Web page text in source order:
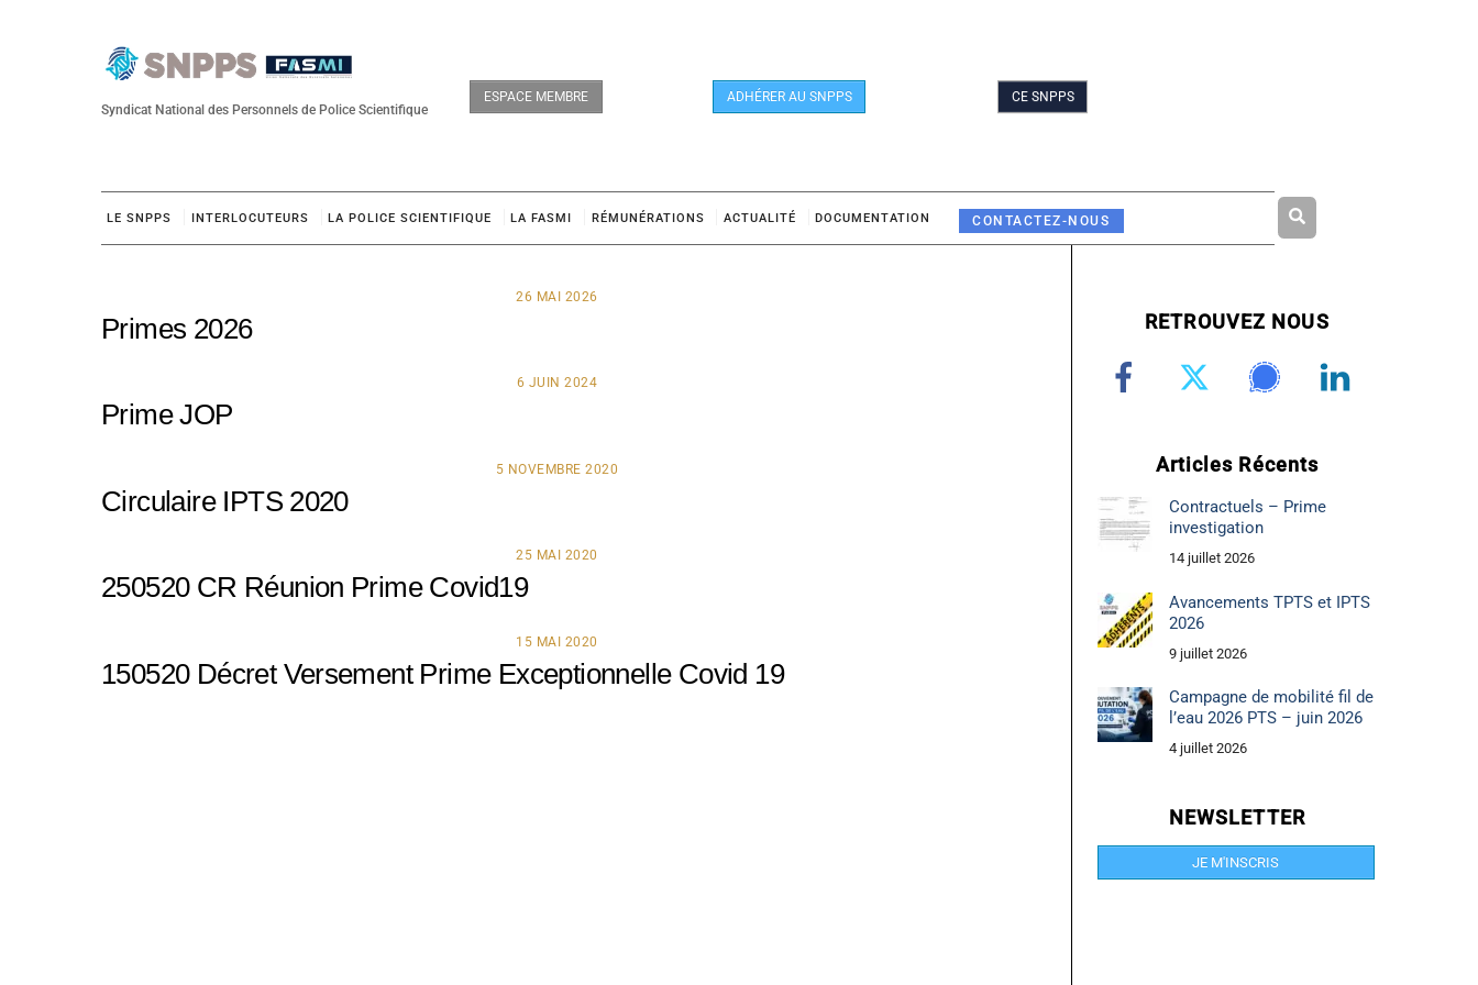
Syndicat National des Personnels de Police Scientifique
LE SNPPS INTERLOCUTEURS LA POLICE SCIENTIFIQUE LA FASMI RÉMUNÉRATIONS ACTUALITÉ DOCUMENTATION CONTACTEZ-NOUS
ESPACE MEMBRE ADHÉRER AU SNPPS CE SNPPS
26 MAI 2026
Primes 2026
6 JUIN 2024
Prime JOP
5 NOVEMBRE 2020
Circulaire IPTS 2020
25 MAI 2020
250520 CR Réunion Prime Covid19
15 MAI 2020
150520 Décret Versement Prime Exceptionnelle Covid 19
RETROUVEZ NOUS
Articles Récents
Contractuels – Prime
investigation
14 juillet 2026
Avancements TPTS et IPTS
2026
9 juillet 2026
Campagne de mobilité fil de
l’eau 2026 PTS – juin 2026
4 juillet 2026
NEWSLETTER
JE M'INSCRIS